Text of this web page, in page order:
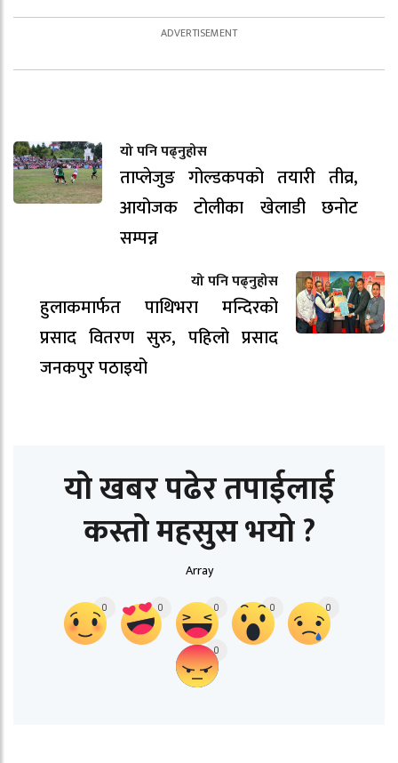
यो पनि पढ्नुहोस
ताप्लेजुङ गोल्डकपको तयारी तीव्र,
आयोजक टोलीका खेलाडी छनोट
सम्पन्न
यो पनि पढ्नुहोस
हुलाकमार्फत पाथिभरा मन्दिरको
प्रसाद वितरण सुरु, पहिलो प्रसाद
जनकपुर पठाइयो
यो खबर पढेर तपाईलाई
कस्तो महसुस भयो ?
Array
0 0 0 0 0
0